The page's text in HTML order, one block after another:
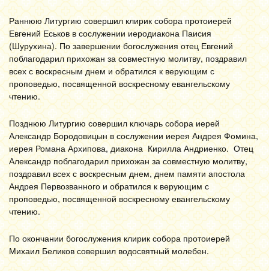
Раннюю Литургию совершил клирик собора протоиерей
Евгений Еськов в сослужении иеродиакона Паисия
(Шурухина). По завершении богослужения отец Евгений
поблагодарил прихожан за совместную молитву, поздравил
всех с воскресным днем и обратился к верующим с
проповедью, посвященной воскресному евангельскому
чтению.
Позднюю Литургию совершил ключарь собора иерей
Александр Бородовицын в сослужении иерея Андрея Фомина,
иерея Романа Архипова, диакона Кирилла Андриенко. Отец
Александр поблагодарил прихожан за совместную молитву,
поздравил всех с воскресным днем, днем памяти апостола
Андрея Первозванного и обратился к верующим с
проповедью, посвященной воскресному евангельскому
чтению.
По окончании богослужения клирик собора протоиерей
Михаил Беликов совершил водосвятный молебен.